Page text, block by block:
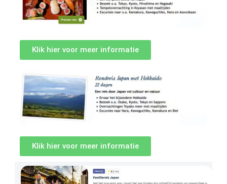
Klik hier voor meer informatie
Klik hier voor meer informatie